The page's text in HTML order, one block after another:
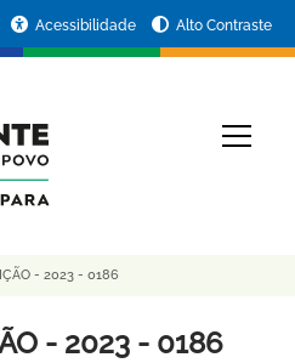
Acessibilidade Alto Contraste
- 2023 - 0186
- 2023 - 0186